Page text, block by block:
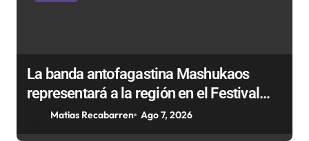
La banda antofagastina Mashukaos
representará a la región en el Festival
Rockódromo de Valparaíso
Matias Recabarren Ago 7, 2026